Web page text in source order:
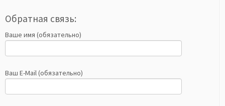
Обратная связь:
Ваше имя (обязательно)
Ваш E-Mail (обязательно)